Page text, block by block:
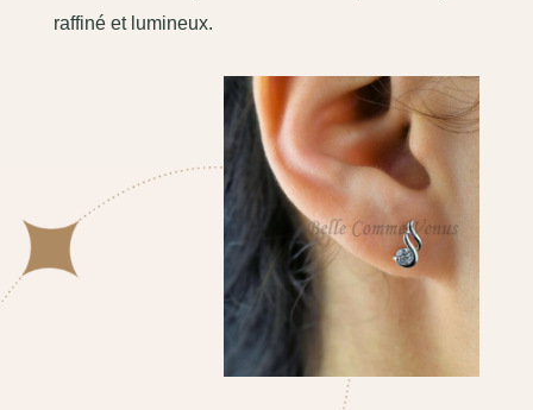
raffiné et lumineux.